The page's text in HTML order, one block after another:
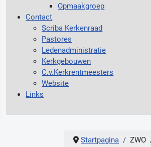
Opmaakgroep
Contact
Scriba Kerkenraad
Pastores
Ledenadministratie
Kerkgebouwen
C.v.Kerkrentmeesters
Website
Links
Startpagina ZWO